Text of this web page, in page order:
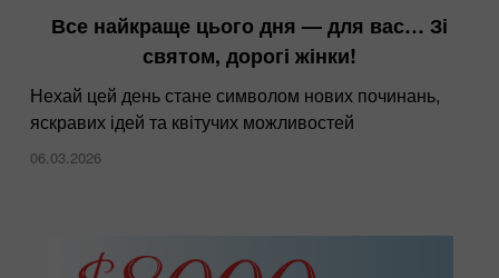
Все найкраще цього дня — для вас… Зі
святом, дорогі жінки!
Нехай цей день стане символом нових починань,
яскравих ідей та квітучих можливостей
06.03.2026